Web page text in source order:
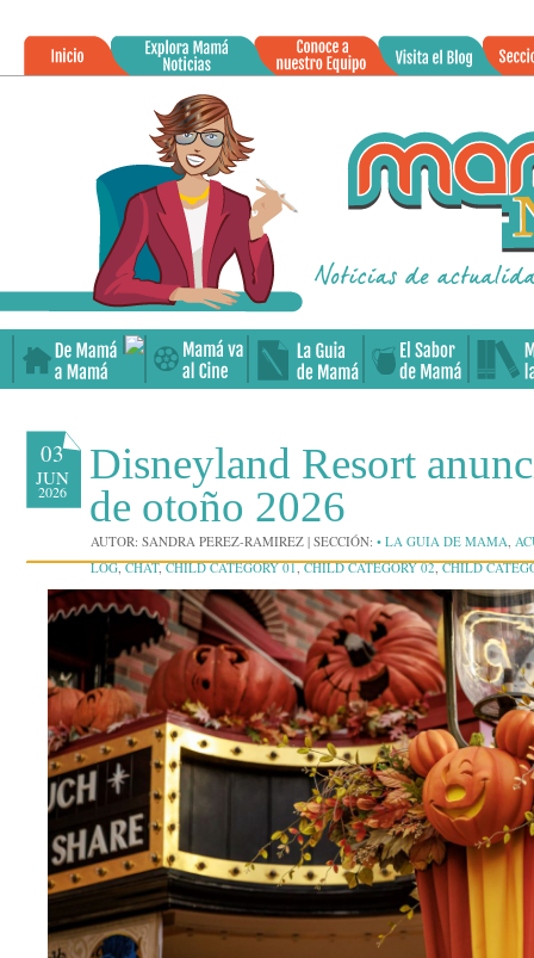
03
JUN
2026
Disneyland Resort
de otoño 2026
AUTOR: SANDRA PEREZ-RAMIREZ | SECCIÓN: • LA GUIA DE MAMA,
LOG,CHAT,CHILD CATEGORY 01,CHILD CATEGORY 02,CHILD
COMMENTS,CONCIERTOS,CONTENT,CORNER CASE,CRUCEROS,
EVENTOS,EXCERPT,FEATURED IMAGES,FERIAS, FORMATTING,
JARDINES BOTÁNICOS,JETPACK,LA ENTREVISTA CON MAMÁ,LAS
GRANDE,MAMÁ SOCIALITÉ,MARKUP,MORE TAG,MUSEOS,MUSEOS
PARQUES ACUÁTICOS,PARQUES DE ATRACCIONES,PASSWORD,
RESEÑAS DE PRODUCTOS,SHORTCODES,STANDARD,STATUS,STICKY
UNPUBLISHED,VIDEO,VIDEOPRESS